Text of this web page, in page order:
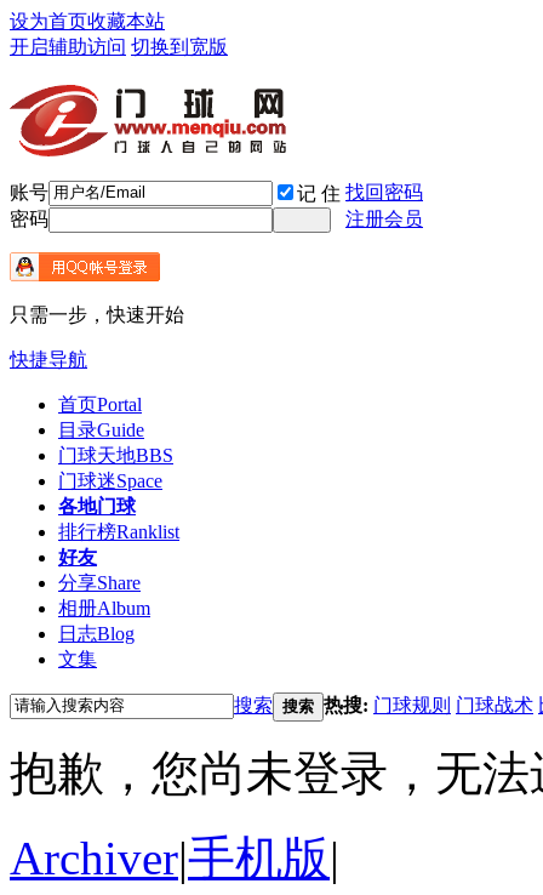
设为首页收藏本站
开启辅助访问 切换到宽版
账号 记 住 找回密码
密码
注册会员
只需一步，快速开始
快捷导航
首页Portal
目录Guide
门球天地BBS
门球迷Space
各地门球
排行榜Ranklist
好友
分享Share
相册Album
日志Blog
文集
搜索 搜索 热搜: 门球规则 门球战术
抱歉，您尚未登录，无
Archiver|手机版|